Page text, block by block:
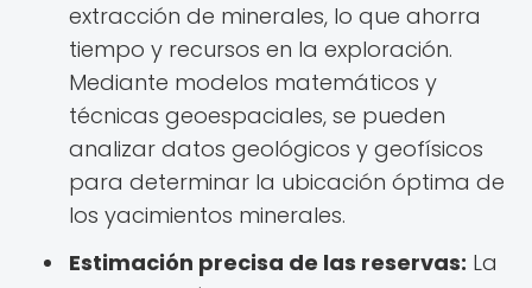
extracción de minerales, lo que ahorra
tiempo y recursos en la exploración.
Mediante modelos matemáticos y
técnicas geoespaciales, se pueden
analizar datos geológicos y geofísicos
para determinar la ubicación óptima de
los yacimientos minerales.
Estimación precisa de las reservas: La